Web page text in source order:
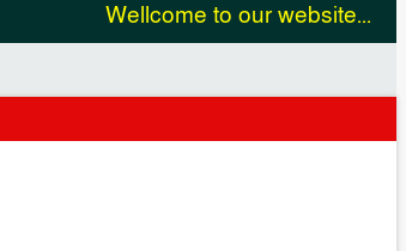
Wellcome to our website...